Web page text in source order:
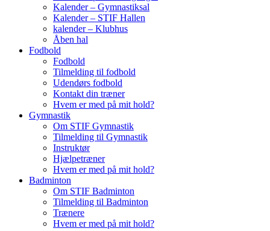
Kalender – Gymnastiksal
Kalender – STIF Hallen
kalender – Klubhus
Åben hal
Fodbold
Fodbold
Tilmelding til fodbold
Udendørs fodbold
Kontakt din træner
Hvem er med på mit hold?
Gymnastik
Om STIF Gymnastik
Tilmelding til Gymnastik
Instruktør
Hjælpetræner
Hvem er med på mit hold?
Badminton
Om STIF Badminton
Tilmelding til Badminton
Trænere
Hvem er med på mit hold?